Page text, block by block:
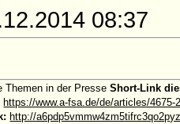
08:37
Themen in der PresseShort-Link
https://www.a-fsa.de/de/articles/
http://